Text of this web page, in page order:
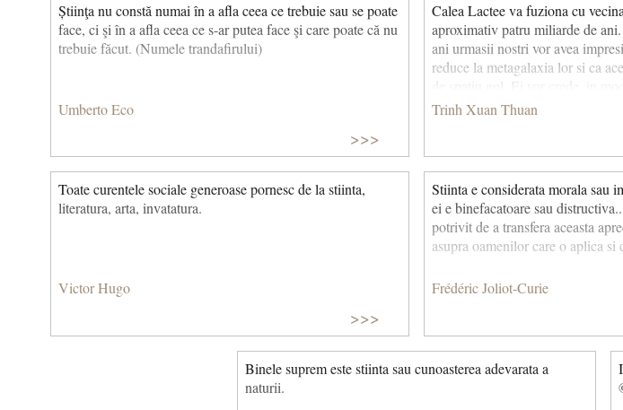
Știinţa nu constă numai în a afla ceea ce trebuie sau se poate
face, ci şi în a afla ceea ce s-ar putea face şi care poate că nu
trebuie făcut. (Numele trandafirului)
Umberto Eco
>>>
Calea Lactee va fuziona cu
aproximativ patru miliarde de
ani urmasii nostri vor avea
reduce la metagalaxia lor si ca
de spatiu gol. Ei vor crede, in
este static, pentru ca in lipsa
universului, ca sa nu mai vorbim
(Plenitudinea vidului) © CCC
Trinh Xuan Thuan
Toate curentele sociale generoase pornesc de la stiinta,
literatura, arta, invatatura.
Victor Hugo
>>>
Stiinta e considerata morala sau
ei e binefacatoare sau
potrivit de a transfera aceasta
asupra oamenilor care o aplica
Frédéric Joliot-Curie
Binele suprem este stiinta sau cunoasterea adevarata a
naturii.